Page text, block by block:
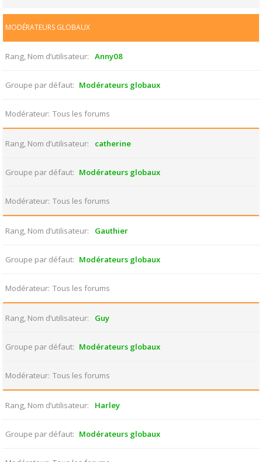
MODÉRATEURS GLOBAUX
Rang, Nom d’utilisateur Anny08
Groupe par défaut Modérateurs globaux
Modérateur Tous les forums
Rang, Nom d’utilisateur catherine
Groupe par défaut Modérateurs globaux
Modérateur Tous les forums
Rang, Nom d’utilisateur Gauthier
Groupe par défaut Modérateurs globaux
Modérateur Tous les forums
Rang, Nom d’utilisateur Guy
Groupe par défaut Modérateurs globaux
Modérateur Tous les forums
Rang, Nom d’utilisateur Harley
Groupe par défaut Modérateurs globaux